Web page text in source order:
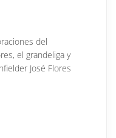
del
el grandeliga y
José Flores